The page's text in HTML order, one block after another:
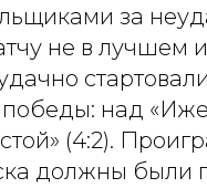
за
не в лучшем
над
(4:2).
должны были